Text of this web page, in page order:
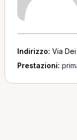
Indirizzo: Via
Prestazioni: